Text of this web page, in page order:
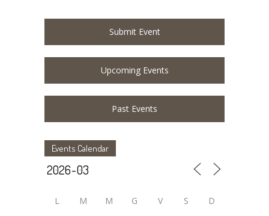
Submit Event
Upcoming Events
Past Events
Events Calendar
L M M G V S D